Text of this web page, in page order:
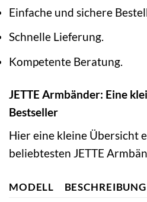
Einfache und sichere
Schnelle Lieferung.
Kompetente Beratung.
JETTE Armbänder: Eine
Bestseller
Hier eine kleine Übersicht
beliebtesten JETTE
MODELL BESCHREIBUNG